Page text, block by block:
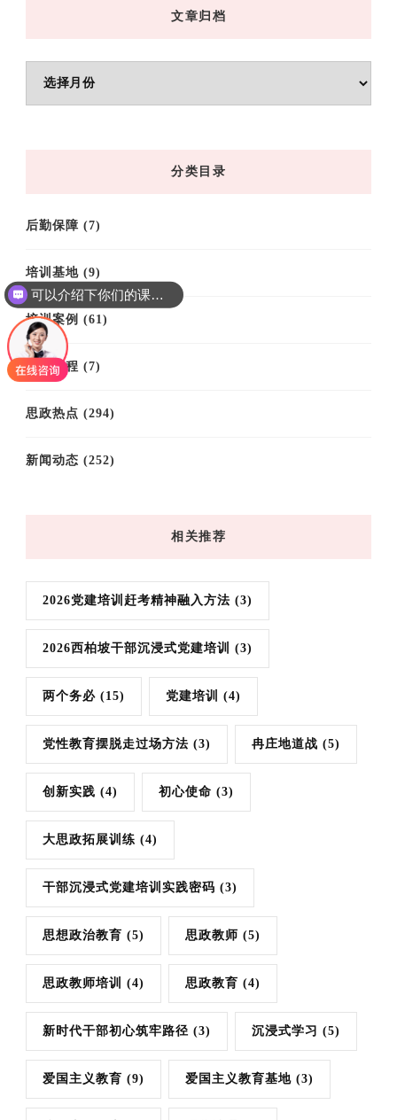
文章归档
分类目录
后勤保障 (7)
培训基地 (9)
培训案例 (61)
培训课程 (7)
思政热点 (294)
新闻动态 (252)
相关推荐
2026党建培训赶考精神融入方法 (3)
2026西柏坡干部沉浸式党建培训 (3)
两个务必 (15) 党建培训 (4)
党性教育摆脱走过场方法 (3) 冉庄地道战 (5)
创新实践 (4) 初心使命 (3)
大思政拓展训练 (4)
干部沉浸式党建培训实践密码 (3)
思想政治教育 (5) 思政教师 (5)
思政教师培训 (4) 思政教育 (4)
新时代干部初心筑牢路径 (3) 沉浸式学习 (5)
爱国主义教育 (9) 爱国主义教育基地 (3)
可以介绍下你们的课程吗？